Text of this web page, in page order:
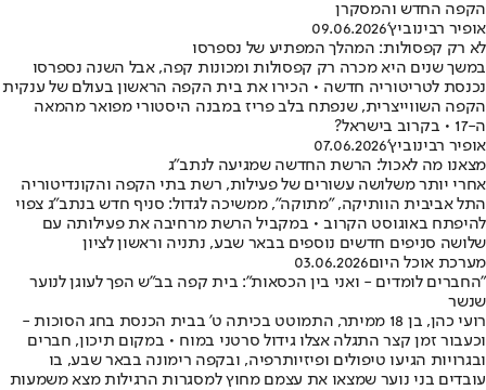
הקפה החדש והמסקרן
אופיר רבינוביץ'09.06.2026
לא רק קפסולות: המהלך המפתיע של נספרסו
במשך שנים היא מכרה רק קפסולות ומכונות קפה, אבל השנה נספרסו
נכנסת לטריטוריה חדשה • הכירו את בית הקפה הראשון בעולם של ענקית
הקפה השווייצרית, שנפתח בלב פריז במבנה היסטורי מפואר מהמאה
ה-17 • בקרוב בישראל?
אופיר רבינוביץ'07.06.2026
מצאנו מה לאכול: הרשת החדשה שמגיעה לנתב"ג
אחרי יותר משלושה עשורים של פעילות, רשת בתי הקפה והקונדיטוריה
התל אביבית הוותיקה, "מתוקה", ממשיכה לגדול: סניף חדש בנתב"ג צפוי
להיפתח באוגוסט הקרוב • במקביל הרשת מרחיבה את פעילותה עם
שלושה סניפים חדשים נוספים בבאר שבע, נתניה וראשון לציון
מערכת אוכל היום03.06.2026
"החברים לומדים - ואני בין הכסאות": בית קפה בב"ש הפך לעוגן לנוער
שנשר
רועי כהן, בן 18 ממיתר, התמוטט בכיתה ט' בבית הכנסת בחג הסוכות -
וכעבור זמן קצר התגלה אצלו גידול סרטני במוח • במקום תיכון, חברים
ובגרויות הגיעו טיפולים ופיזיותרפיה, ובקפה רימונה בבאר שבע, בו
עובדים בני נוער שמצאו את עצמם מחוץ למסגרות הרגילות מצא משמעות